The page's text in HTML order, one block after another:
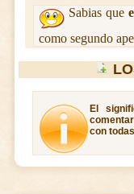
Sabias que
como segundo
El
con